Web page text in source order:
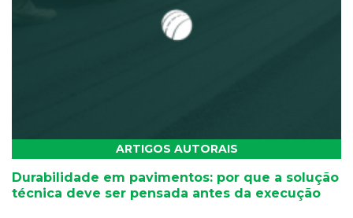
ARTIGOS AUTORAIS
Durabilidade em pavimentos: por que a solução
técnica deve ser pensada antes da execução